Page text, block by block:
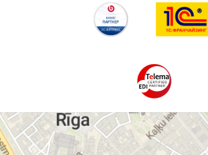
mājas lapu izstrāde cenas